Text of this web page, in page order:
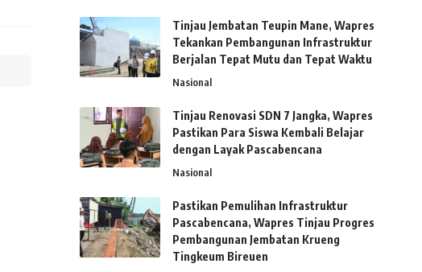
Tinjau Jembatan Teupin Mane, Wapres
Tekankan Pembangunan Infrastruktur
Berjalan Tepat Mutu dan Tepat Waktu
Nasional
Tinjau Renovasi SDN 7 Jangka, Wapres
Pastikan Para Siswa Kembali Belajar
dengan Layak Pascabencana
Nasional
Pastikan Pemulihan Infrastruktur
Pascabencana, Wapres Tinjau Progres
Pembangunan Jembatan Krueng
Tingkeum Bireuen